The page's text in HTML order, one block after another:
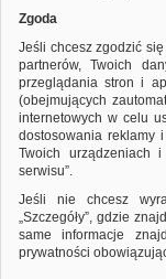
Zgoda
Jeśli chcesz zgodzić
partnerów, Twoich
przeglądania stron i
(obejmujących
internetowych w celu
dostosowania reklamy
Twoich urządzeniach
serwisu”.
Jeśli nie chcesz
„Szczegóły”, gdzie
same informacje
prywatności